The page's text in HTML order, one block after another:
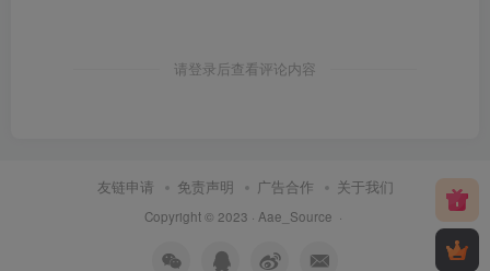
请登录后查看评论内容
友链申请 免责声明 广告合作 关于我们
Copyright © 2023 · Aae_Source ·